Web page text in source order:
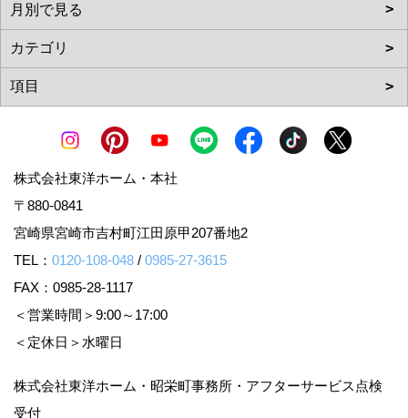
株式会社東洋ホーム・本社
〒880-0841
宮崎県宮崎市吉村町江田原甲207番地2
TEL： 0120-108-048 / 0985-27-3615
FAX：0985-28-1117
＜営業時間＞9:00～17:00
＜定休日＞水曜日
株式会社東洋ホーム・昭栄町事務所・アフターサービス点検
受付